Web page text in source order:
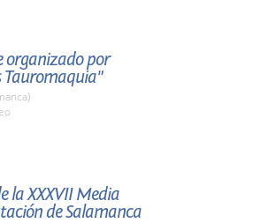
organizado por
Tauromaquia"
la XXXVII Media
de Salamanca